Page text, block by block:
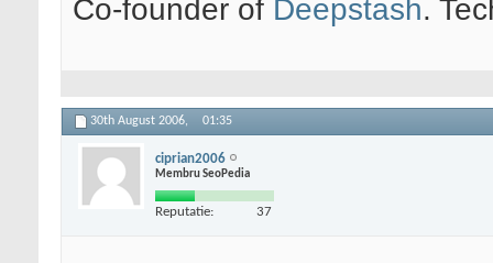
Co-founder of Deepstash.
30th August 2006, 01:35
ciprian2006
Membru SeoPedia
Reputatie: 37